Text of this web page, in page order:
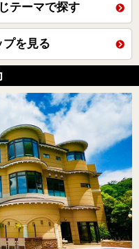
テーマで探す
を見る